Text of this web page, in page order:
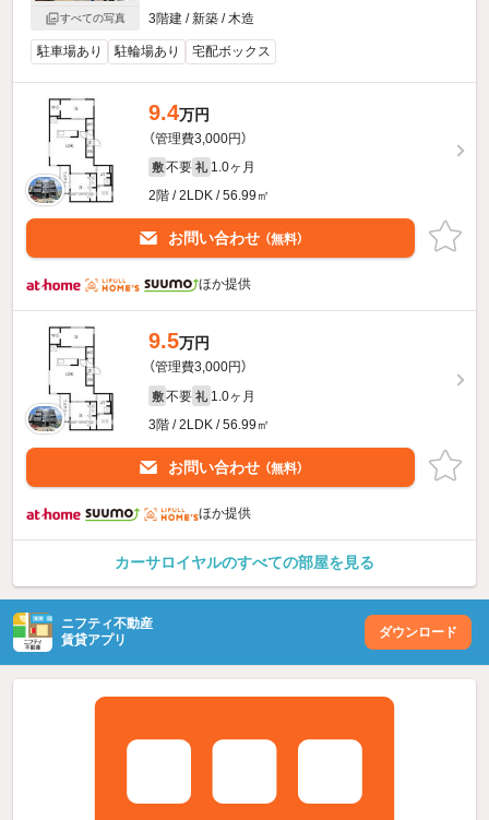
すべての写真
3階建 / 新築 / 木造
駐車場あり 駐輪場あり 宅配ボックス
9.4万円
（管理費3,000円）
敷 不要 礼 1.0ヶ月
2階 / 2LDK / 56.99㎡
お問い合わせ （無料）
ほか提供
9.5万円
（管理費3,000円）
敷 不要 礼 1.0ヶ月
3階 / 2LDK / 56.99㎡
お問い合わせ （無料）
ほか提供
カーサロイヤルのすべての部屋を見る
ニフティ不動産
賃貸アプリ
ダウンロード